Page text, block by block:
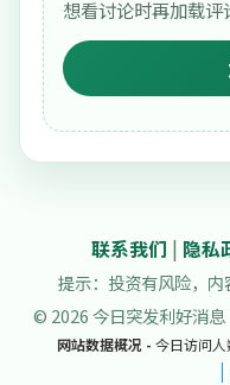
想看讨论时再加载评
联系我们 | 隐私
提示：投资有风险，
© 2026 今日突发利好消
网站数据概况 - 今日访问人